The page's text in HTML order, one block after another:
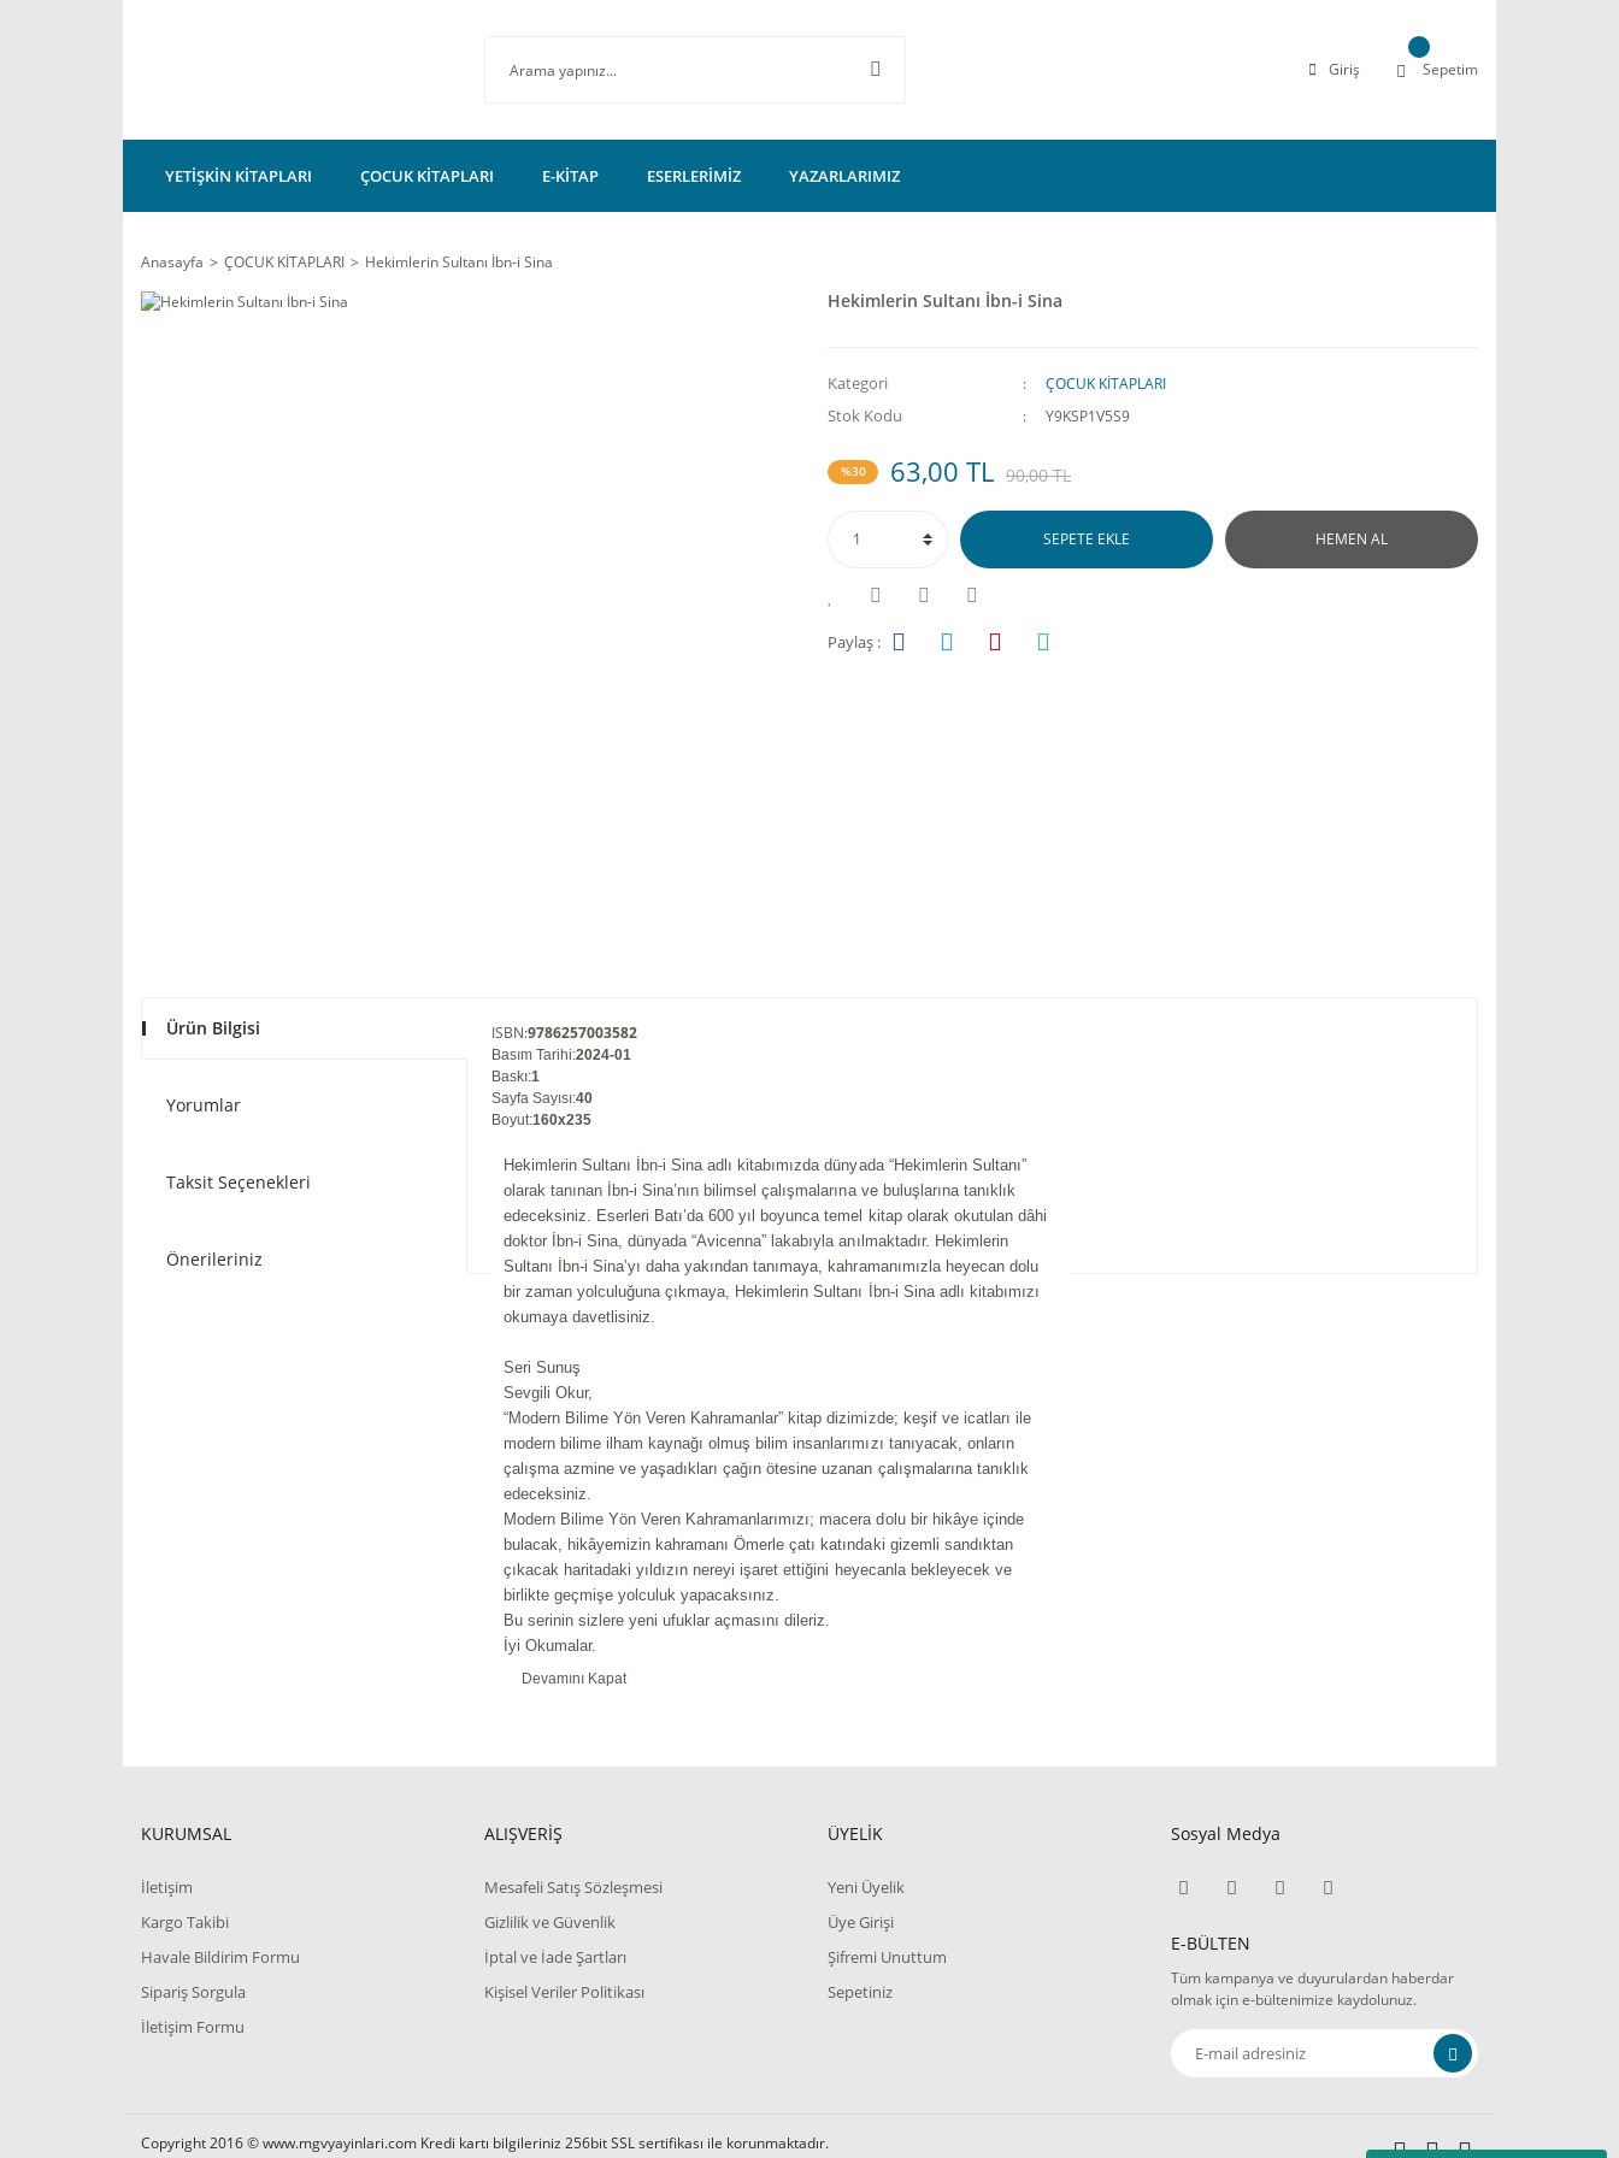
Giriş Sepetim
YETİŞKİN KİTAPLARI ÇOCUK KİTAPLARI E-KİTAP ESERLERİMİZ YAZARLARIMIZ
Anasayfa ÇOCUK KİTAPLARI Hekimlerin Sultanı İbn-i Sina
Hekimlerin Sultanı İbn-i Sina
Kategori ÇOCUK KİTAPLARI
Stok Kodu Y9KSP1V5S9
%30 63,00 TL 90,00 TL
SEPETE EKLE HEMEN AL
Paylaş :
Ürün Bilgisi
Yorumlar
Taksit Seçenekleri
Önerileriniz
ISBN:9786257003582
Basım Tarihi:2024-01
Baskı:1
Sayfa Sayısı:40
Boyut:160x235
Hekimlerin Sultanı İbn-i Sina adlı kitabımızda dünyada “Hekimlerin Sultanı”
olarak tanınan İbn-i Sina’nın bilimsel çalışmalarına ve buluşlarına tanıklık
edeceksiniz. Eserleri Batı’da 600 yıl boyunca temel kitap olarak okutulan dâhi
doktor İbn-i Sina, dünyada “Avicenna” lakabıyla anılmaktadır. Hekimlerin
Sultanı İbn-i Sina’yı daha yakından tanımaya, kahramanımızla heyecan dolu
bir zaman yolculuğuna çıkmaya, Hekimlerin Sultanı İbn-i Sina adlı kitabımızı
okumaya davetlisiniz.
Seri Sunuş
Sevgili Okur,
“Modern Bilime Yön Veren Kahramanlar” kitap dizimizde; keşif ve icatları ile
modern bilime ilham kaynağı olmuş bilim insanlarımızı tanıyacak, onların
çalışma azmine ve yaşadıkları çağın ötesine uzanan çalışmalarına tanıklık
edeceksiniz.
Modern Bilime Yön Veren Kahramanlarımızı; macera dolu bir hikâye içinde
bulacak, hikâyemizin kahramanı Ömerle çatı katındaki gizemli sandıktan
çıkacak haritadaki yıldızın nereyi işaret ettiğini heyecanla bekleyecek ve
birlikte geçmişe yolculuk yapacaksınız.
Bu serinin sizlere yeni ufuklar açmasını dileriz.
İyi Okumalar.
Devamını Kapat
KURUMSAL
İletişim
Kargo Takibi
Havale Bildirim Formu
Sipariş Sorgula
İletişim Formu
ALIŞVERİŞ
Mesafeli Satış Sözleşmesi
Gizlilik ve Güvenlik
İptal ve İade Şartları
Kişisel Veriler Politikası
ÜYELİK
Yeni Üyelik
Üye Girişi
Şifremi Unuttum
Sepetiniz
Sosyal Medya
E-BÜLTEN
Tüm kampanya ve duyurulardan haberdar
olmak için e-bültenimize kaydolunuz.
Copyright 2016 © www.mgvyayinlari.com Kredi kartı bilgileriniz 256bit SSL sertifikası ile korunmaktadır.